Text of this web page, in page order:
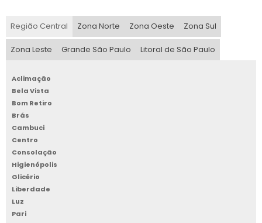
Região Central Zona Norte Zona Oeste Zona Sul
Zona Leste Grande São Paulo Litoral de São Paulo
Aclimação
Bela Vista
Bom Retiro
Brás
Cambuci
Centro
Consolação
Higienópolis
Glicério
Liberdade
Luz
Pari